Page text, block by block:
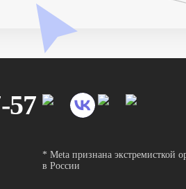
57
* Meta признана экстремисткой
в России